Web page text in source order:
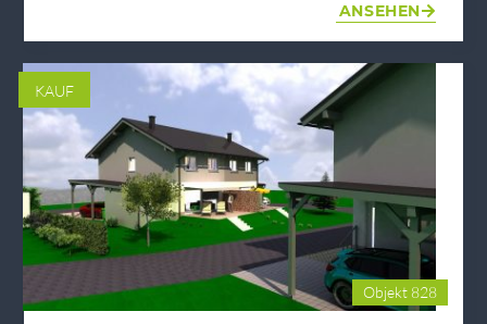
ANSEHEN
KAUF
Objekt 828